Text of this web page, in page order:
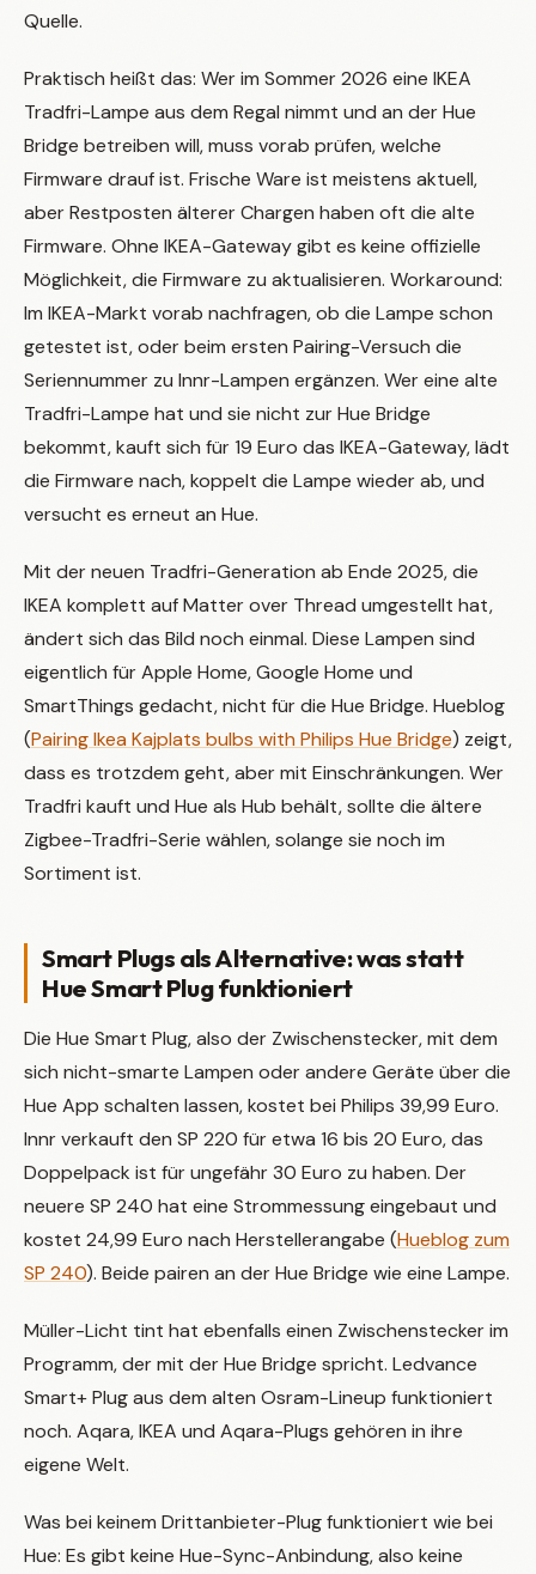
Quelle.
Praktisch heißt das: Wer im Sommer 2026 eine IKEA
Tradfri-Lampe aus dem Regal nimmt und an der Hue
Bridge betreiben will, muss vorab prüfen, welche
Firmware drauf ist. Frische Ware ist meistens aktuell,
aber Restposten älterer Chargen haben oft die alte
Firmware. Ohne IKEA-Gateway gibt es keine offizielle
Möglichkeit, die Firmware zu aktualisieren. Workaround:
Im IKEA-Markt vorab nachfragen, ob die Lampe schon
getestet ist, oder beim ersten Pairing-Versuch die
Seriennummer zu Innr-Lampen ergänzen. Wer eine alte
Tradfri-Lampe hat und sie nicht zur Hue Bridge
bekommt, kauft sich für 19 Euro das IKEA-Gateway, lädt
die Firmware nach, koppelt die Lampe wieder ab, und
versucht es erneut an Hue.
Mit der neuen Tradfri-Generation ab Ende 2025, die
IKEA komplett auf Matter over Thread umgestellt hat,
ändert sich das Bild noch einmal. Diese Lampen sind
eigentlich für Apple Home, Google Home und
SmartThings gedacht, nicht für die Hue Bridge. Hueblog
(Pairing Ikea Kajplats bulbs with Philips Hue Bridge) zeigt,
dass es trotzdem geht, aber mit Einschränkungen. Wer
Tradfri kauft und Hue als Hub behält, sollte die ältere
Zigbee-Tradfri-Serie wählen, solange sie noch im
Sortiment ist.
Smart Plugs als Alternative: was statt
Hue Smart Plug funktioniert
Die Hue Smart Plug, also der Zwischenstecker, mit dem
sich nicht-smarte Lampen oder andere Geräte über die
Hue App schalten lassen, kostet bei Philips 39,99 Euro.
Innr verkauft den SP 220 für etwa 16 bis 20 Euro, das
Doppelpack ist für ungefähr 30 Euro zu haben. Der
neuere SP 240 hat eine Strommessung eingebaut und
kostet 24,99 Euro nach Herstellerangabe (Hueblog zum
SP 240). Beide pairen an der Hue Bridge wie eine Lampe.
Müller-Licht tint hat ebenfalls einen Zwischenstecker im
Programm, der mit der Hue Bridge spricht. Ledvance
Smart+ Plug aus dem alten Osram-Lineup funktioniert
noch. Aqara, IKEA und Aqara-Plugs gehören in ihre
eigene Welt.
Was bei keinem Drittanbieter-Plug funktioniert wie bei
Hue: Es gibt keine Hue-Sync-Anbindung, also keine